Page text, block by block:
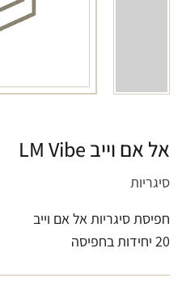
אל אם וייב LM Vibe
סיגריות
חפיסת סיגריות אל אם וייב
20 יחידות בחפיסה